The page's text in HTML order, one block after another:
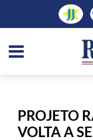
PROJETO
VOLTA A